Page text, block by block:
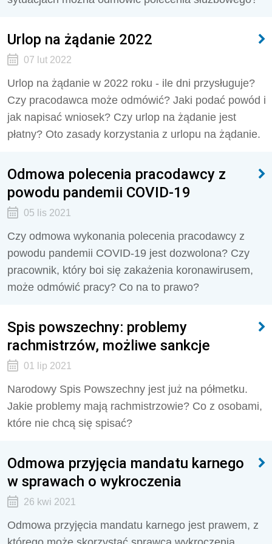
Urlop na żądanie 2022
07 lut 2022
Urlop na żądanie w 2022 roku - ile dni przysługuje?
Czy pracodawca może odmówić? Jaki podać powód i
jak napisać wniosek? Czy urlop na żądanie jest
płatny? Oto zasady korzystania z urlopu na żądanie.
Odmowa polecenia pracodawcy z
powodu pandemii COVID-19
05 lis 2021
Czy odmowa wykonania polecenia pracodawcy z
powodu pandemii COVID-19 jest dozwolona? Czy
pracownik, który boi się zakażenia koronawirusem,
może odmówić pracy? Co na to prawo?
Spis powszechny: problemy
rachmistrzów, możliwe sankcje
01 lip 2021
Narodowy Spis Powszechny jest już na półmetku.
Jakie problemy mają rachmistrzowie? Co z osobami,
które nie chcą się spisać?
Odmowa przyjęcia mandatu karnego
w sprawach o wykroczenia
26 kwi 2021
Odmowa przyjęcia mandatu karnego jest prawem, z